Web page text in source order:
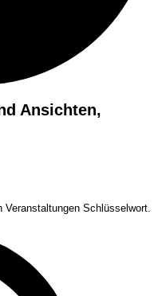
Ansichten,
Schlüsselwort.